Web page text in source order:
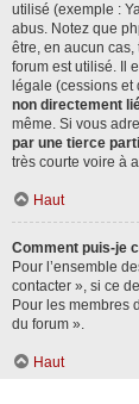
utilisé (exemple :
abus. Notez que
être, en aucun
forum est utilisé. Il
légale (cessions
non directement
même. Si vous
par une tierce
très courte voire à
Haut
Comment puis-je
Pour l’ensemble
contacter », si ce
Pour les membres
du forum ».
Haut